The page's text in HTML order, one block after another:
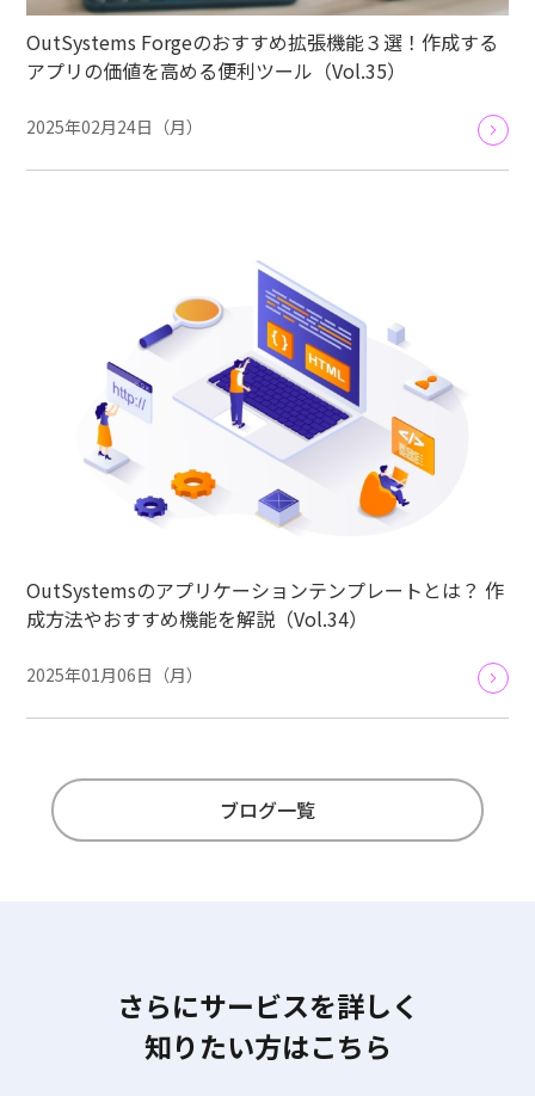
OutSystems Forgeのおすすめ拡張機能３選！作成する
アプリの価値を高める便利ツール（Vol.35）
2025年02月24日（月）
OutSystemsのアプリケーションテンプレートとは？ 作
成方法やおすすめ機能を解説（Vol.34）
2025年01月06日（月）
ブログ一覧
さらにサービスを詳しく
知りたい方はこちら